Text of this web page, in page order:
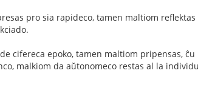
pro sia rapideco, tamen maltiom
cifereca epoko, tamen maltiom pripensas,
malkiom da aŭtonomeco restas al la